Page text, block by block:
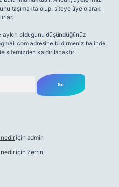
taşımakta olup, siteye üye olarak
olduğunu düşündüğünüz
adresine bildirmeniz halinde,
sitemizden kaldırılacaktır.
nedir için admin
nedir için Zerrin